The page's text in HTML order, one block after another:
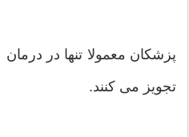
پزشکان معمولا تنها در
تجویز می کنند.